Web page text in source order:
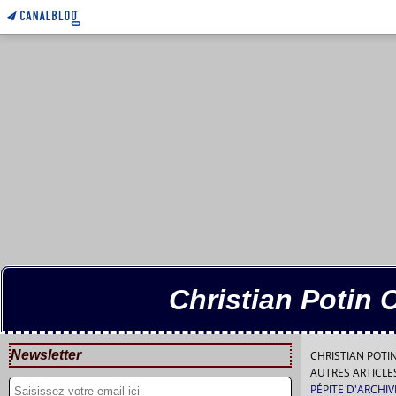
Christian Potin
Newsletter CHRISTIAN
AUTRES
PÉPITE